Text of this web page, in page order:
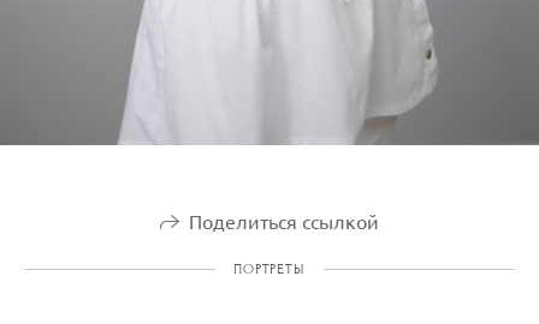
Поделиться ссылкой
ПОРТРЕТЫ